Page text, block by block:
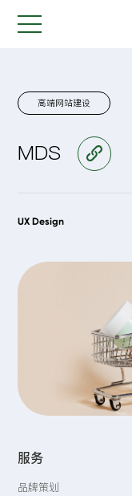
高端网站建设
MDS
UX Design
服务
品牌策划
是我们最重要的工作之
您的姓名:*
联系方式:*